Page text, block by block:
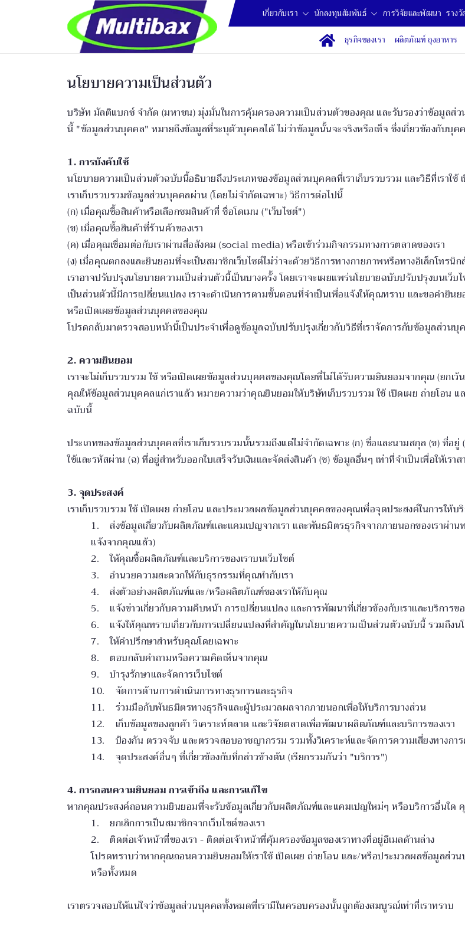
เกี่ยวกับเรา นักลงทุนสัมพันธ์ การวิจัยและพัฒนา ราง
ธุรกิจของเรา
ผลิตภัณฑ์ ถุงอาหาร
นโยบายความเป็นส่วนตัว
บริษัท มัลติแบกซ์ จำกัด (มหาชน) มุ่งมั่นในการคุ้มครองความเป็นส่วนตัวของคุณ และรับรองว่าข้อมูล
นี้ "ข้อมูลส่วนบุคคล" หมายถึงข้อมูลที่ระบุตัวบุคคลได้ ไม่ว่าข้อมูลนั้นจะจริงหรือเท็จ ซึ่งเกี่ยวข้องกับบุค
1. การบังคับใช้
นโยบายความเป็นส่วนตัวฉบับนี้อธิบายถึงประเภทของข้อมูลส่วนบุคคลที่เราเก็บรวบรวม และวิธีที่เราใ
เราเก็บรวบรวมข้อมูลส่วนบุคคลผ่าน (โดยไม่จำกัดเฉพาะ) วิธีการต่อไปนี้
(ก) เมื่อคุณซื้อสินค้าหรือเลือกชมสินค้าที่ ชื่อโดเมน ("เว็บไซต์")
(ข) เมื่อคุณซื้อสินค้าที่ร้านค้าของเรา
(ค) เมื่อคุณเชื่อมต่อกับเราผ่านสื่อสังคม (social media) หรือเข้าร่วมกิจกรรมทางการตลาดของเรา
(ง) เมื่อคุณตกลงและยินยอมที่จะเป็นสมาชิกเว็บไซต์ไม่ว่าจะด้วยวิธีการทางกายภาพหรือทางอิเล็กโทรนิก
เราอาจปรับปรุงนโยบายความเป็นส่วนตัวนี้เป็นบางครั้ง โดยเราจะเผยแพร่นโยบายฉบับปรับปรุงบนเ
เป็นส่วนตัวนี้มีการเปลี่ยนแปลง เราจะดำเนินการตามขั้นตอนที่จำเป็นเพื่อแจ้งให้คุณทราบ และขอคำยิ
หรือเปิดเผยข้อมูลส่วนบุคคลของคุณ
โปรดกลับมาตรวจสอบหน้านี้เป็นประจำเพื่อดูข้อมูลฉบับปรับปรุงเกี่ยวกับวิธีที่เราจัดการกับข้อมูลส่วน
2. ความยินยอม
เราจะไม่เก็บรวบรวม ใช้ หรือเปิดเผยข้อมูลส่วนบุคคลของคุณโดยที่ไม่ได้รับความยินยอมจากคุณ (ยกเว้
คุณให้ข้อมูลส่วนบุคคลแก่เราแล้ว หมายความว่าคุณยินยอมให้บริษัทเก็บรวบรวม ใช้ เปิดเผย ถ่ายโอ
ฉบับนี้
ประเภทของข้อมูลส่วนบุคคลที่เราเก็บรวบรวมนั้นรวมถึงแต่ไม่จำกัดเฉพาะ (ก) ชื่อและนามสกุล (ข) ที่อ
ใช้และรหัสผ่าน (ฉ) ที่อยู่สำหรับออกใบเสร็จรับเงินและจัดส่งสินค้า (ช) ข้อมูลอื่นๆ เท่าที่จำเป็นเพื่อให้เรา
3. จุดประสงค์
เราเก็บรวบรวม ใช้ เปิดเผย ถ่ายโอน และประมวลผลข้อมูลส่วนบุคคลของคุณเพื่อจุดประสงค์ในการให้
1. ส่งข้อมูลเกี่ยวกับผลิตภัณฑ์และแคมเปญจากเรา และพันธมิตรธุรกิจจากภายนอกของเราผ่านท
แจ้งจากคุณแล้ว)
2. ให้คุณซื้อผลิตภัณฑ์และบริการของเราบนเว็บไซต์
3. อำนวยความสะดวกให้กับธุรกรรมที่คุณทำกับเรา
4. ส่งตัวอย่างผลิตภัณฑ์และ/หรือผลิตภัณฑ์ของเราให้กับคุณ
5. แจ้งข่าวเกี่ยวกับความคืบหน้า การเปลี่ยนแปลง และการพัฒนาที่เกี่ยวข้องกับเราและบริการขอ
6. แจ้งให้คุณทราบเกี่ยวกับการเปลี่ยนแปลงที่สำคัญในนโยบายความเป็นส่วนตัวฉบับนี้ รวมถึงนโ
7. ให้คำปรึกษาสำหรับคุณโดยเฉพาะ
8. ตอบกลับคำถามหรือความคิดเห็นจากคุณ
9. บำรุงรักษาและจัดการเว็บไซต์
10. จัดการด้านการดำเนินการทางธุรการและธุรกิจ
11. ร่วมมือกับพันธมิตรทางธุรกิจและผู้ประมวลผลจากภายนอกเพื่อให้บริการบางส่วน
12. เก็บข้อมูลของลูกค้า วิเคราะห์ตลาด และวิจัยตลาดเพื่อพัฒนาผลิตภัณฑ์และบริการของเรา
13. ป้องกัน ตรวจจับ และตรวจสอบอาชญากรรม รวมทั้งวิเคราะห์และจัดการความเสี่ยงทางกา
14. จุดประสงค์อื่นๆ ที่เกี่ยวข้องกับที่กล่าวข้างต้น (เรียกรวมกันว่า "บริการ")
4. การถอนความยินยอม การเข้าถึง และการแก้ไข
หากคุณประสงค์ถอนความยินยอมที่จะรับข้อมูลเกี่ยวกับผลิตภัณฑ์และแคมเปญใหม่ๆ หรือบริการอื่นใด
1. ยกเลิกการเป็นสมาชิกจากเว็บไซต์ของเรา
2. ติดต่อเจ้าหน้าที่ของเรา - ติดต่อเจ้าหน้าที่คุ้มครองข้อมูลของเราทางที่อยู่อีเมลด้านล่าง
โปรดทราบว่าหากคุณถอนความยินยอมให้เราใช้ เปิดเผย ถ่ายโอน และ/หรือประมวลผลข้อมูลส่ว
หรือทั้งหมด
เราตรวจสอบให้แน่ใจว่าข้อมูลส่วนบุคคลทั้งหมดที่เรามีในครอบครองนั้นถูกต้องสมบูรณ์เท่าที่เราทราบ